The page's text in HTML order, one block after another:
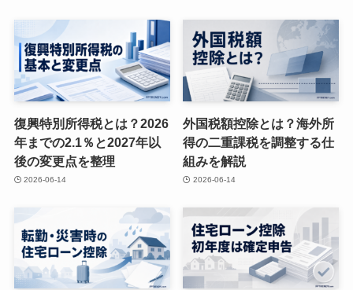
復興特別所得税とは？2026
年までの2.1％と2027年以
後の変更点を整理
2026-06-14
外国税額控除とは？海外所
得の二重課税を調整する仕
組みを解説
2026-06-14